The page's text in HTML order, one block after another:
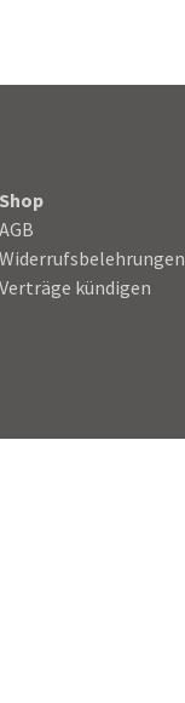
Shop
AGB
Widerrufsbelehrungen
Verträge kündigen